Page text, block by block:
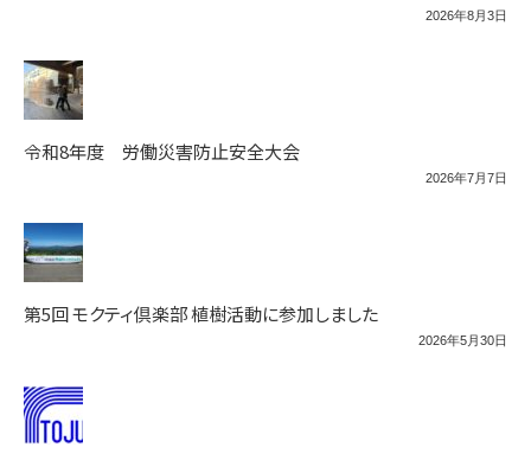
2026年8月3日
令和8年度 労働災害防止安全大会
2026年7月7日
第5回 モクティ倶楽部 植樹活動に参加しました
2026年5月30日